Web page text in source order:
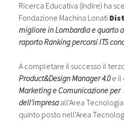
Ricerca Educativa (Indire) ha
Fondazione Machina Lonati
migliore in Lombardia e quarto
raporto Ranking percorsi ITS
A completare il successo il
Product&Design Manager 4.0e il
Marketing e Comunicazione
dell'impresaall'Area
quinto posto nell'Area